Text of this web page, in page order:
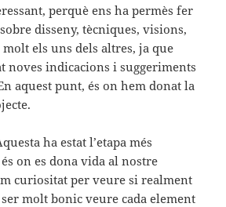
perquè ens ha permès fer
disseny, tècniques, visions,
molt els uns dels altres, ja que
noves indicacions i suggeriments
aquest punt, és on hem donat la
ha estat l’etapa més
on es dona vida al nostre
curiositat per veure si realment
molt bonic veure cada element